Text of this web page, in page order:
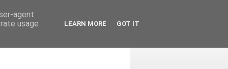
agent
usage
LEARN MORE GOT IT